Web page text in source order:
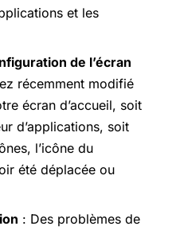
et les
de l’écran
récemment modifié
écran d’accueil, soit
d’applications, soit
l’icône du
été déplacée ou
: Des problèmes de